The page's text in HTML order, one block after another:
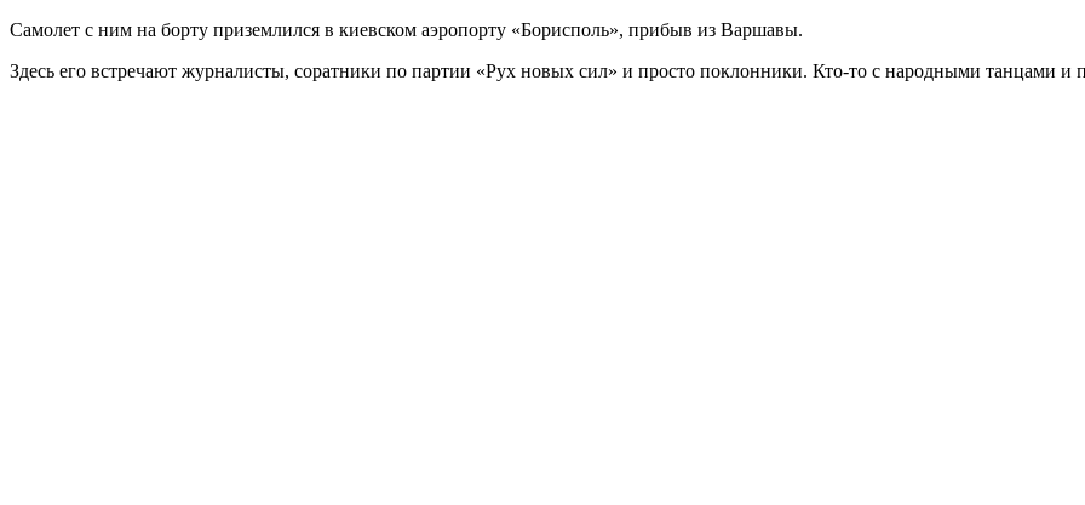
Самолет с ним на борту приземлился в киевском аэропорту «Борисполь», прибыв из Варшавы.
Здесь его встречают журналисты, соратники по партии «Рух новых сил» и просто поклонники. Кто-то с народными танцами и